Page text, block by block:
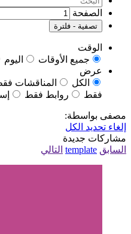
الصفحة
تصفية - فلترة
الوقت
جميع الأوقات
اليوم
عرض
الكل
المناقشات
فقط
روابط فقط
مصفى بواسطة:
إلغاء تحديد الكل
مشاركات جديدة
السابق template التالي